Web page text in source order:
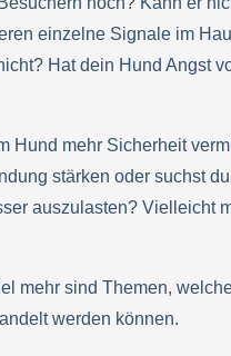
einzelne Signale im
Hat dein Hund Angst
Hund mehr Sicherheit
stärken oder suchst
auszulasten? Vielleicht
mehr sind Themen,
werden können.